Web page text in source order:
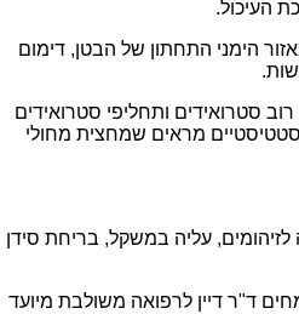
העיכול.
הימני התחתון של הבטן, דימום
סטרואידים ותחליפי סטרואידים
מראים שמחצית מחולי
לזיהומים, עליה במשקל, בריחת סידן
ד"ר דיין לרפואה משולבת מיועד